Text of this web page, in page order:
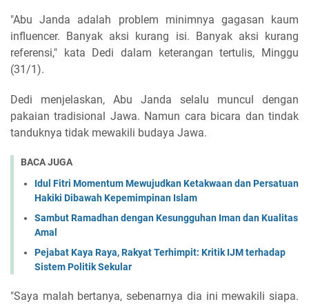
"Abu Janda adalah problem minimnya gagasan kaum
influencer. Banyak aksi kurang isi. Banyak aksi kurang
referensi," kata Dedi dalam keterangan tertulis, Minggu
(31/1).
Dedi menjelaskan, Abu Janda selalu muncul dengan
pakaian tradisional Jawa. Namun cara bicara dan tindak
tanduknya tidak mewakili budaya Jawa.
BACA JUGA
Idul Fitri Momentum Mewujudkan Ketakwaan dan Persatuan
Hakiki Dibawah Kepemimpinan Islam
Sambut Ramadhan dengan Kesungguhan Iman dan Kualitas
Amal
Pejabat Kaya Raya, Rakyat Terhimpit: Kritik IJM terhadap
Sistem Politik Sekular
"Saya malah bertanya, sebenarnya dia ini mewakili siapa.